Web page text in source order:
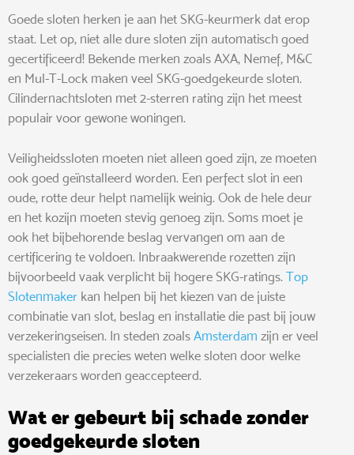
Goede sloten herken je aan het SKG-keurmerk dat erop
staat. Let op, niet alle dure sloten zijn automatisch goed
gecertificeerd! Bekende merken zoals AXA, Nemef, M&C
en Mul-T-Lock maken veel SKG-goedgekeurde sloten.
Cilindernachtsloten met 2-sterren rating zijn het meest
populair voor gewone woningen.
Veiligheidssloten moeten niet alleen goed zijn, ze moeten
ook goed geïnstalleerd worden. Een perfect slot in een
oude, rotte deur helpt namelijk weinig. Ook de hele deur
en het kozijn moeten stevig genoeg zijn. Soms moet je
ook het bijbehorende beslag vervangen om aan de
certificering te voldoen. Inbraakwerende rozetten zijn
bijvoorbeeld vaak verplicht bij hogere SKG-ratings. Top
Slotenmaker kan helpen bij het kiezen van de juiste
combinatie van slot, beslag en installatie die past bij jouw
verzekeringseisen. In steden zoals Amsterdam zijn er veel
specialisten die precies weten welke sloten door welke
verzekeraars worden geaccepteerd.
Wat er gebeurt bij schade zonder
goedgekeurde sloten